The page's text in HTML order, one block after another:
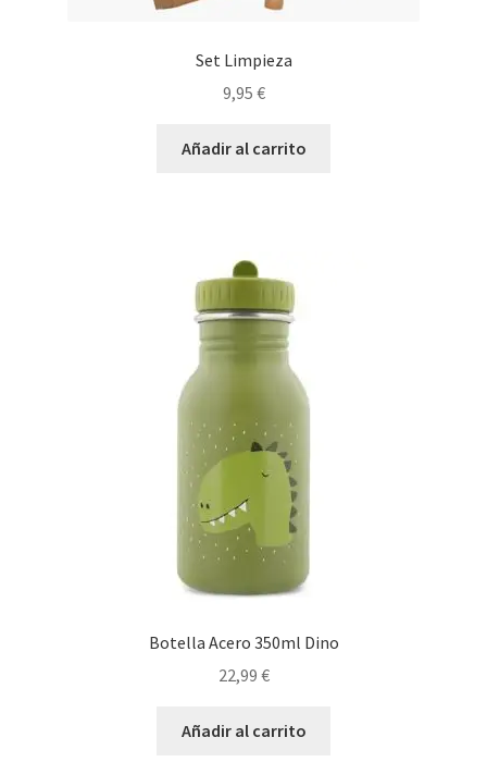
Set Limpieza
9,95 €
Añadir al carrito
Botella Acero 350ml Dino
22,99 €
Añadir al carrito